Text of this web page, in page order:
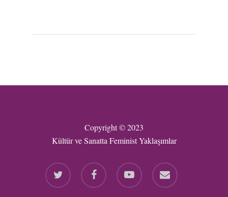
Copyright © 2023
Kültür ve Sanatta Feminist Yaklaşımlar
twitter facebook youtube email